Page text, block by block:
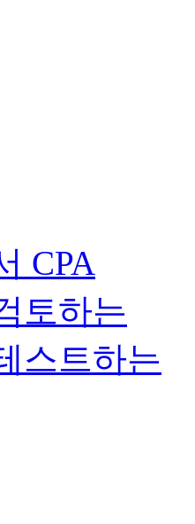
CPA
토하는
스트하는